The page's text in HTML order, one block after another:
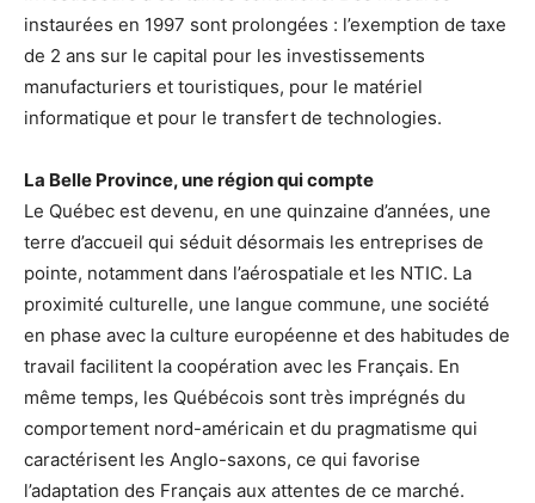
instaurées en 1997 sont prolongées : l’exemption de taxe
de 2 ans sur le capital pour les investissements
manufacturiers et touristiques, pour le matériel
informatique et pour le transfert de technologies.
La Belle Province, une région qui compte
Le Québec est devenu, en une quinzaine d’années, une
terre d’accueil qui séduit désormais les entreprises de
pointe, notamment dans l’aérospatiale et les NTIC. La
proximité culturelle, une langue commune, une société
en phase avec la culture européenne et des habitudes de
travail facilitent la coopération avec les Français. En
même temps, les Québécois sont très imprégnés du
comportement nord-américain et du pragmatisme qui
caractérisent les Anglo-saxons, ce qui favorise
l’adaptation des Français aux attentes de ce marché.